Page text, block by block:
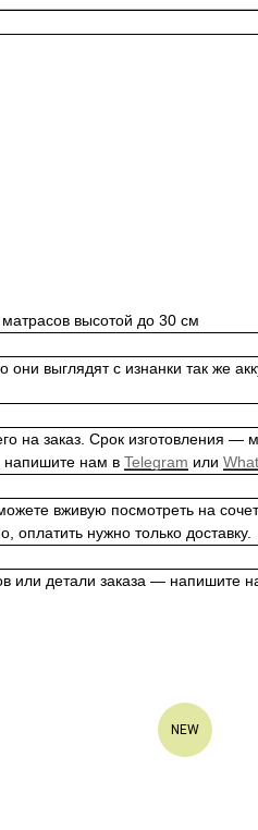
высотой до 30 см
выглядят с изнанки так же
заказ. Срок изготовления —
напишите нам в Telegram или
вживую посмотреть на
оплатить нужно только доставку.
или детали заказа — напишите
NEW